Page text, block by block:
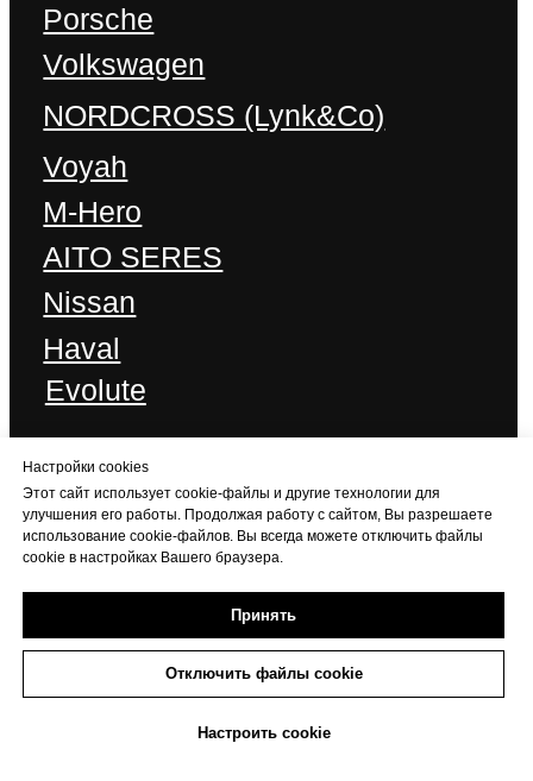
+7 (473) 233-06-06
Настройки cookies
Этот сайт использует cookie-файлы и другие технологии для
улучшения его работы. Продолжая работу с сайтом, Вы разрешаете
использование cookie-файлов. Вы всегда можете отключить файлы
cookie в настройках Вашего браузера.
Принять
Отключить файлы cookie
Настроить cookie